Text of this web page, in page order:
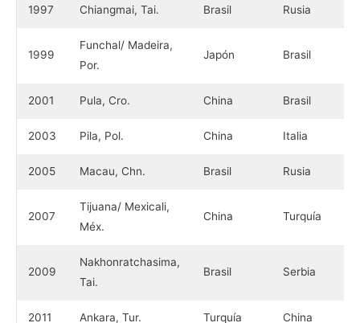
1997 Chiangmai, Tai. Brasil Rusia
1999
Funchal/ Madeira,
Por.
Japón Brasil
2001 Pula, Cro. China Brasil
2003 Pila, Pol. China Italia
2005 Macau, Chn. Brasil Rusia
2007
Tijuana/ Mexicali,
Méx.
China Turquía
2009
Nakhonratchasima,
Tai.
Brasil Serbia
2011 Ankara, Tur. Turquía China